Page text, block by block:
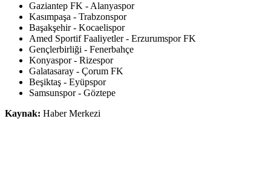
Gaziantep FK - Alanyaspor
Kasımpaşa - Trabzonspor
Başakşehir - Kocaelispor
Amed Sportif Faaliyetler - Erzurumspor FK
Gençlerbirliği - Fenerbahçe
Konyaspor - Rizespor
Galatasaray - Çorum FK
Beşiktaş - Eyüpspor
Samsunspor - Göztepe
Kaynak: Haber Merkezi